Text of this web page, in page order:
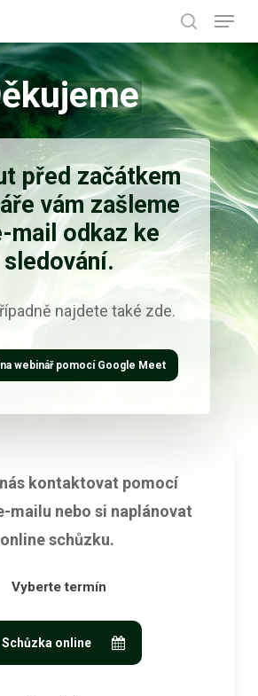
search
Menu
před začátkem
vám zašleme
mail odkaz ke
sledování.
najdete také zde.
webinář pomocí Google Meet
kontaktovat pomocí
mailu nebo si naplánovat
online schůzku.
Vyberte termín
Schůzka online